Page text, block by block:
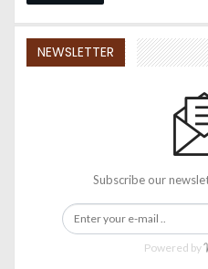
NEWSLETTER
Subscribe our
Powered by